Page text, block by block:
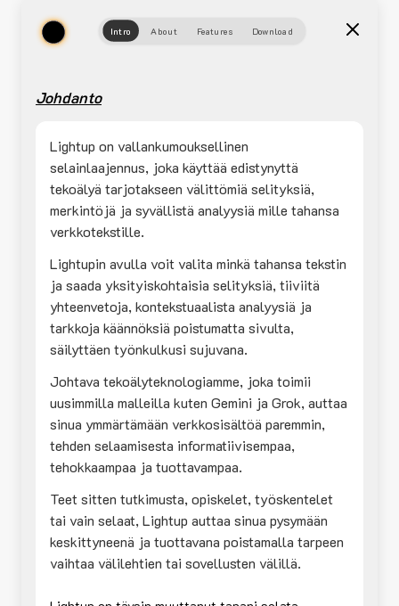
Intro About Features Download
Johdanto
Lightup on vallankumouksellinen
selainlaajennus, joka käyttää edistynyttä
tekoälyä tarjotakseen välittömiä selityksiä,
merkintöjä ja syvällistä analyysiä mille tahansa
verkkotekstille.
Lightupin avulla voit valita minkä tahansa tekstin
ja saada yksityiskohtaisia selityksiä, tiiviitä
yhteenvetoja, kontekstuaalista analyysiä ja
tarkkoja käännöksiä poistumatta sivulta,
säilyttäen työnkulkusi sujuvana.
Johtava tekoälyteknologiamme, joka toimii
uusimmilla malleilla kuten Gemini ja Grok, auttaa
sinua ymmärtämään verkkosisältöä paremmin,
tehden selaamisesta informatiivisempaa,
tehokkaampaa ja tuottavampaa.
Teet sitten tutkimusta, opiskelet, työskentelet
tai vain selaat, Lightup auttaa sinua pysymään
keskittyneenä ja tuottavana poistamalla tarpeen
vaihtaa välilehtien tai sovellusten välillä.